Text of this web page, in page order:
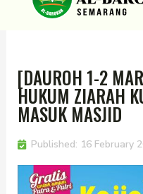
[DAUROH 1-2
HUKUM ZIARAH
MASUK MASJID
Published: 16 February